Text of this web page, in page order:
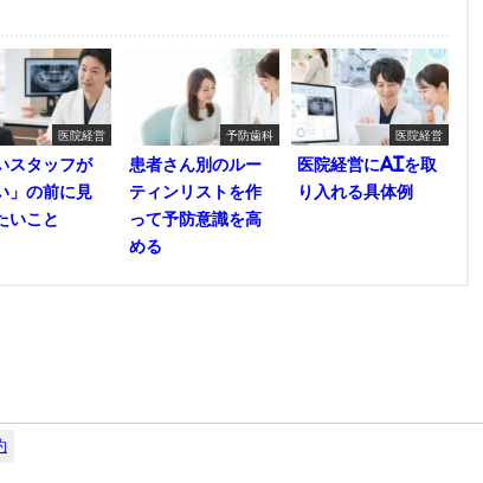
医院経営
スタッフが
」の前に見
いこと
予防歯科
患者さん別のルー
ティンリストを作
って予防意識を高
める
医院経営
医院経営にAIを取
り入れる具体例